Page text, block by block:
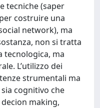
tecniche (saper
costruire una
network), ma
non si tratta
tecnologica, ma
L’utilizzo dei
strumentali ma
cognitivo che
making,